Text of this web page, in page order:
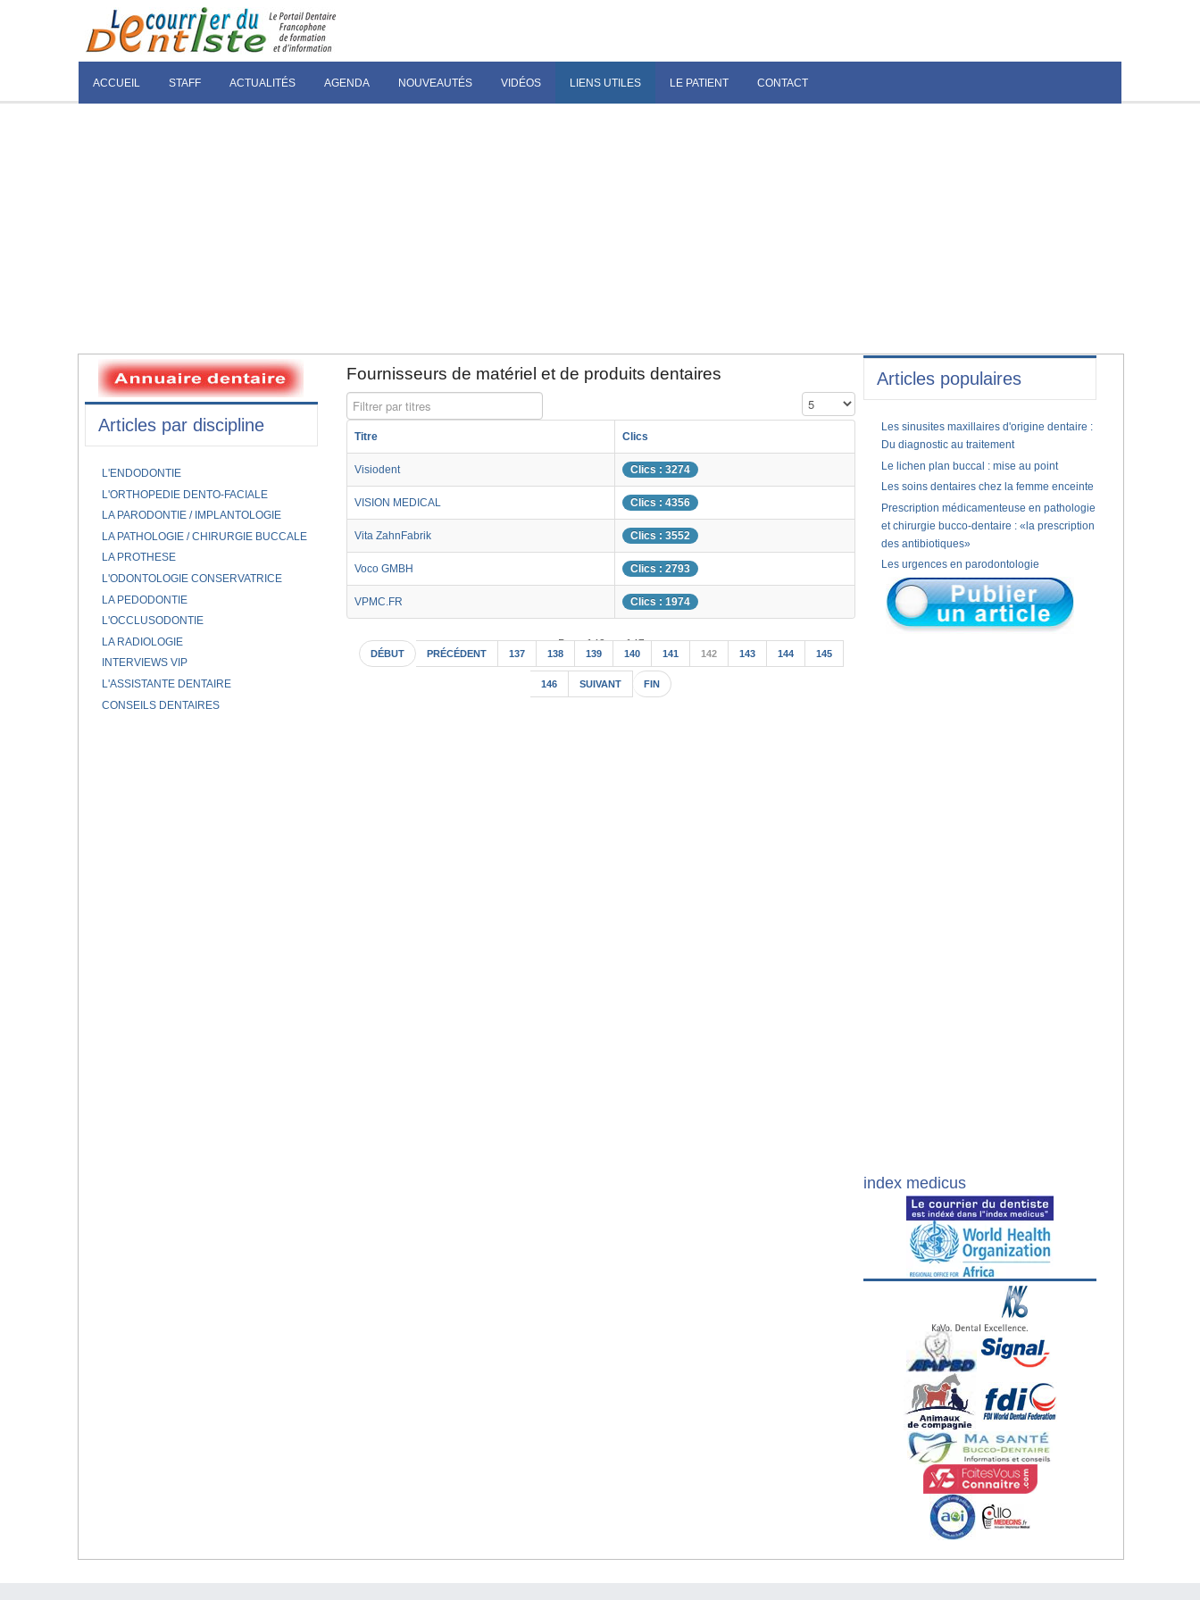
ACCUEIL STAFF ACTUALITÉS AGENDA NOUVEAUTÉS VIDÉOS LIENS UTILES LE PATIENT CONTACT
Fournisseurs de matériel et de produits dentaires
Filtrer par titres Affichage #
Titre Clics
Visiodent Clics : 3274
VISION MEDICAL Clics : 4356
Vita ZahnFabrik Clics : 3552
Voco GMBH Clics : 2793
VPMC.FR Clics : 1974
Page 142 sur 147
DÉBUT PRÉCÉDENT 137 138 139 140 141 142 143 144 145
146 SUIVANT FIN
Articles par discipline
L'ENDODONTIE
L'ORTHOPEDIE DENTO-FACIALE
LA PARODONTIE / IMPLANTOLOGIE
LA PATHOLOGIE / CHIRURGIE BUCCALE
LA PROTHESE
L'ODONTOLOGIE CONSERVATRICE
LA PEDODONTIE
L'OCCLUSODONTIE
LA RADIOLOGIE
INTERVIEWS VIP
L'ASSISTANTE DENTAIRE
CONSEILS DENTAIRES
Articles populaires
Les sinusites maxillaires d'origine dentaire :
Du diagnostic au traitement
Le lichen plan buccal : mise au point
Les soins dentaires chez la femme enceinte
Prescription médicamenteuse en pathologie
et chirurgie bucco-dentaire : «la prescription
des antibiotiques»
Les urgences en parodontologie
index medicus